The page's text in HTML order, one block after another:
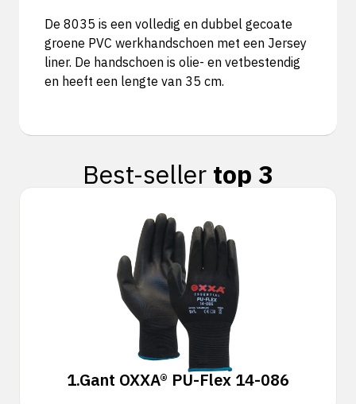
De 8035 is een volledig en dubbel gecoate
groene PVC werkhandschoen met een Jersey
liner. De handschoen is olie- en vetbestendig
en heeft een lengte van 35 cm.
Best-seller top 3
1.Gant OXXA® PU-Flex 14-086